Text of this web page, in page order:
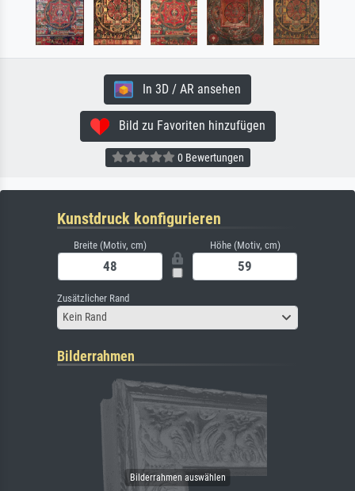
In 3D / AR ansehen
Bild zu Favoriten hinzufügen
0 Bewertungen
Kunstdruck konfigurieren
Breite (Motiv, cm) Höhe (Motiv, cm)
Zusätzlicher Rand
Kein Rand
Bilderrahmen